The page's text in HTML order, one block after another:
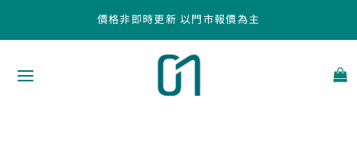
價格非即時更新 以門市報價為主